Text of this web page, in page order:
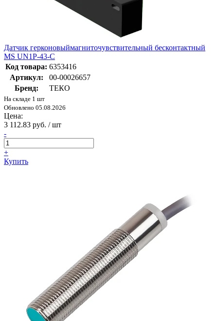
Датчик герконовыймагниточувствительный бесконтактный
MS UN1P-43-C
Код товара: 6353416
Артикул:
00-00026657
Бренд:
ТЕКО
На складе 1 шт
Обновлено 05.08.2026
Цена:
3 112.83 руб. / шт
-
+
Купить